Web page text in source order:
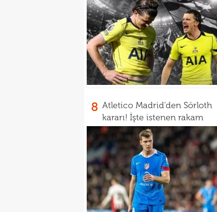
8 Atletico Madrid'den Sörloth
kararı! İşte istenen rakam